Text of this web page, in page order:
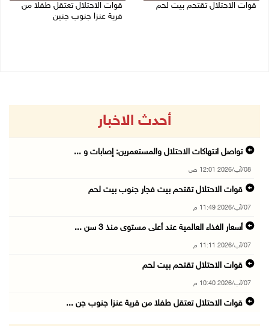
قوات الاحتلال تقتحم بيت لحم
قوات الاحتلال تعتقل طفلا من
قرية عنزا جنوب جنين
أحدث الاخبار
تواصل انتهاكات الاحتلال والمستعمرين: إصابات و ...
08/آب/2026 12:01 ص
قوات الاحتلال تقتحم بيت فجار جنوب بيت لحم
07/آب/2026 11:49 م
أسعار الغذاء العالمية عند أعلى مستوى منذ 3 سن ...
07/آب/2026 11:11 م
قوات الاحتلال تقتحم بيت لحم
07/آب/2026 10:40 م
قوات الاحتلال تعتقل طفلا من قرية عنزا جنوب جن ...